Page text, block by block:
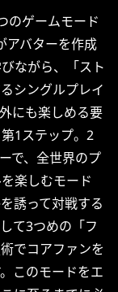
のゲームモード
アバターを作成
ながら、「スト
シングルプレイ
にも楽しめる要
1ステップ。2
で、全世界のプ
楽しむモード
誘って対戦する
て3つめの「フ
でコアファンを
このモードをエ